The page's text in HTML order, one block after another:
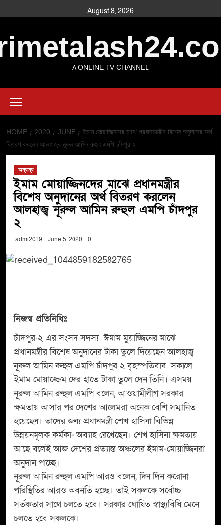
August 8, 2026
A ONLINE TV CHANNEL
HOME 2020 JUNE
ইমাম মোয়াজ্জিনদের মাঝে প্রধানমন্ত্রীর বিশেষ অনুদানের অর্থ
বিতরণ করলেন আলহাজ্ব নূরুল আমিন রুহুল এমপি চাঁদপুর ২
অন্যান্য
ইমাম মোয়াজ্জিনদের মাঝে প্রধানমন্ত্রীর
বিশেষ অনুদানের অর্থ বিতরণ করলেন
আলহাজ্ব নূরুল আমিন রুহুল এমপি চাঁদপুর
২
admi2019 June 5, 2020 0
নিজস্ব প্রতিনিধিঃ
চাঁদপুর-২ এর সংসদ সদস্য ঈমাম মুয়াজ্জিনের মাঝে
প্রধানমন্ত্রীর বিশেষ অনুদানের টাকা তুলে দিয়েছেন আলহাজ্ব
নূরুল আমিন রুহুল এমপি চাঁদপুর ২ বৃহস্পতিবার সকালে
ইমাম মোয়াজ্জেম দের হাতে টাকা তুলে দেন তিনি। এসময়
নূরুল আমিন রুহুল এমপি বলেন, আওয়ামীলীগ সরকার
ক্ষমতায় আসার পর দেশের আলেমরা অনেক বেশি সম্মানিত
হয়েছেন। তাদের জন্য প্রধানমন্ত্রী শেখ হাসিনা বিভিন্ন
উন্নয়নমূলক কর্মকা- অব্যাহ রেখেছেন। শেখ হাসিনা ক্ষমতায়
আছে বলেই আজ দেশের প্রত্যান্ত অঞ্চলের ইমাম-মোয়াজ্জিনরা
অনুদান পাচ্ছে।
নূরুল আমিন রুহুল এমপি আরও বলেন, দিন দিন করোনা
পরিস্থিতির আরও অবনতি হচ্ছে। তাই সকলকে সর্বোচ্চ
সর্তকতার সাথে চলতে হবে। সরকার ঘোষিত স্বাস্থ্যবিধি মেনে
চলতে হবে সকলকে।